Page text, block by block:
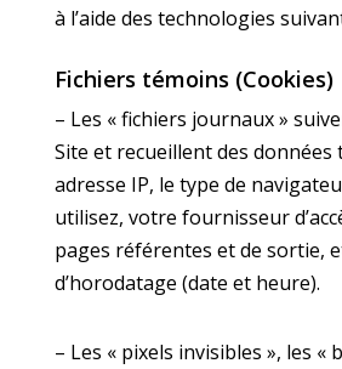
à l’aide des technologies
Fichiers témoins (Cookies)
– Les « fichiers journaux »
Site et recueillent des données
adresse IP, le type de
utilisez, votre fournisseur
pages référentes et de sortie,
d’horodatage (date et heure).
– Les « pixels invisibles », les «